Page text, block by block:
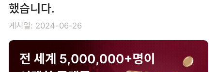
했습니다.
게시일: 2024-06-26